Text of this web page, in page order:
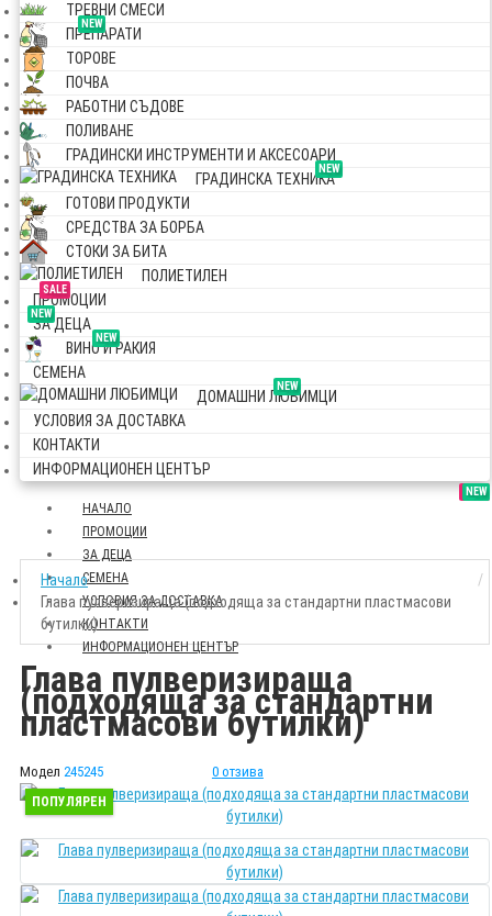
ТРЕВНИ СМЕСИ
NEW
ПРЕПАРАТИ
ТОРОВЕ
ПОЧВА
РАБОТНИ СЪДОВЕ
ПОЛИВАНЕ
ГРАДИНСКИ ИНСТРУМЕНТИ И АКСЕСОАРИ
NEW
ГРАДИНСКА ТЕХНИКА
ГОТОВИ ПРОДУКТИ
СРЕДСТВА ЗА БОРБА
СТОКИ ЗА БИТА
ПОЛИЕТИЛЕН
SALE
ПРОМОЦИИ
NEW
ЗА ДЕЦА
NEW
ВИНО И РАКИЯ
СЕМЕНА
NEW
ДОМАШНИ ЛЮБИМЦИ
УСЛОВИЯ ЗА ДОСТАВКА
КОНТАКТИ
ИНФОРМАЦИОНЕН ЦЕНТЪР
НАЧАЛО
SALE
ПРОМОЦИИ
NEW
ЗА ДЕЦА
СЕМЕНА
УСЛОВИЯ ЗА ДОСТАВКА
КОНТАКТИ
ИНФОРМАЦИОНЕН ЦЕНТЪР
Начало
Глава пулверизираща (подходяща за стандартни пластмасови
бутилки)
Глава пулверизираща
(подходяща за стандартни
пластмасови бутилки)
Модел 245245 0 отзива
ПОПУЛЯРЕН